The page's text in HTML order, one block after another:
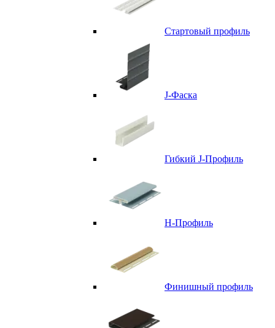
Стартовый профиль
J-Фаска
Гибкий J-Профиль
H-Профиль
Финишный профиль